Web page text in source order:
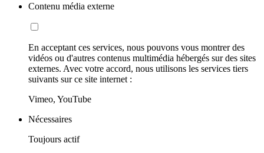
Contenu média externe
En acceptant ces services, nous pouvons vous montrer des
vidéos ou d'autres contenus multimédia hébergés sur des sites
externes. Avec votre accord, nous utilisons les services tiers
suivants sur ce site internet :
Vimeo, YouTube
Nécessaires
Toujours actif